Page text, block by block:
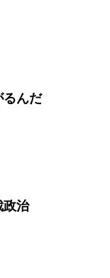
るんだ
政治